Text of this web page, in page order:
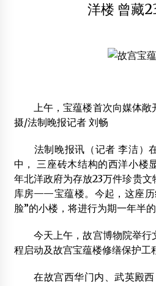
南京林业大学木桥捐建项目招标
2012年3月22日
住建部“振兴木结构中长期发展规划纲要”研
2015年12月19日
年产100万平方米木结
2019年5月2日
木屋建筑体系——梁柱工法
浙江百舸进出口有限公司
洋楼 曾藏
上午，宝蕴楼首次向媒体敞
摄/法制晚报记者 刘畅
法制晚报讯（记者 李洁）
中， 三座砖木结构的西洋小楼
年北洋政府为存放23万件珍贵
库房——宝蕴楼。今起，这座历
脸”的小楼，将进行为期一年半的
今天上午，故宫博物院举行
程启动及故宫宝蕴楼修缮保护工
在故宫西华门内、武英殿西